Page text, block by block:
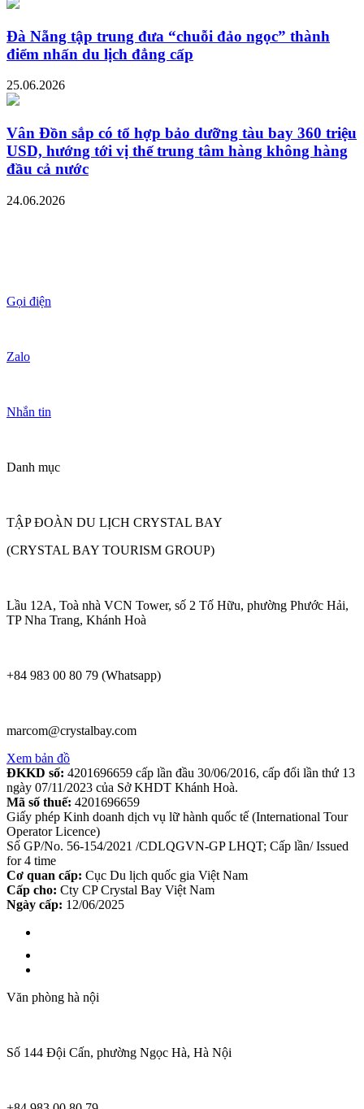
Đà Nẵng tập trung đưa “chuỗi đảo ngọc” thành
điểm nhấn du lịch đẳng cấp
25.06.2026
Vân Đồn sắp có tổ hợp bảo dưỡng tàu bay 360 triệu
USD, hướng tới vị thế trung tâm hàng không hàng
đầu cả nước
24.06.2026
Gọi điện
Zalo
Nhắn tin
Danh mục
TẬP ĐOÀN DU LỊCH CRYSTAL BAY
(CRYSTAL BAY TOURISM GROUP)
Lầu 12A, Toà nhà VCN Tower, số 2 Tố Hữu, phường Phước Hải,
TP Nha Trang, Khánh Hoà
+84 983 00 80 79 (Whatsapp)
marcom@crystalbay.com
Xem bản đồ
ĐKKD số: 4201696659 cấp lần đầu 30/06/2016, cấp đổi lần thứ 13
ngày 07/11/2023 của Sở KHDT Khánh Hoà.
Mã số thuế: 4201696659
Giấy phép Kinh doanh dịch vụ lữ hành quốc tế (International Tour
Operator Licence)
Số GP/No. 56-154/2021 /CDLQGVN-GP LHQT; Cấp lần/ Issued
for 4 time
Cơ quan cấp: Cục Du lịch quốc gia Việt Nam
Cấp cho: Cty CP Crystal Bay Việt Nam
Ngày cấp: 12/06/2025
Văn phòng hà nội
Số 144 Đội Cấn, phường Ngọc Hà, Hà Nội